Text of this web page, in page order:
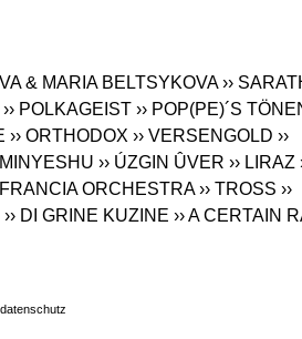
& MARIA BELTSYKOVA ››
›› POLKAGEIST ›› POP(PE)´S
›› ORTHODOX ›› VERSENGOLD ››
MINYESHU ›› ÚZGIN ÛVER ›› LIRAZ
FRANCIA ORCHESTRA ›› TROSS ››
›› DI GRINE KUZINE ›› A CERTAIN
datenschutz